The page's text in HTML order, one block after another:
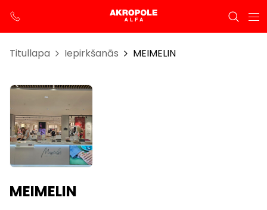
Titullapa Iepirkšanās MEIMELIN
MEIMELIN